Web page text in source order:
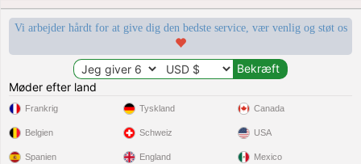
Vi arbejder hårdt for at give dig den bedste service, vær venlig og støt os
Møder efter land
Frankrig
Belgien
Spanien
Tyskland
Schweiz
England
Canada
USA
Mexico